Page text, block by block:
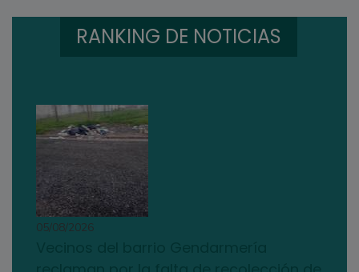
RANKING DE NOTICIAS
05/08/2026